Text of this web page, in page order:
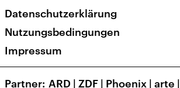
Veranstaltungen
Presse
Karriere
Transparenz
Datenschutzerklärung
Nutzungsbedingungen
Impressum
Partner ARD | ZDF | Phoenix | arte |